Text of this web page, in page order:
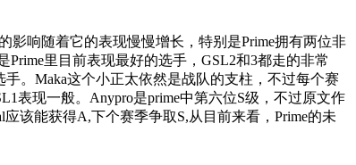
影响随着它的表现慢慢增长，特别是Prime拥有两位非
里目前表现最好的选手，GSL2和3都走的非常
。Maka这个小正太依然是战队的支柱，不过每个赛
表现一般。Anypro是prime中第六位S级，不过原文作
该能获得A,下个赛季争取S,从目前来看，Prime的未